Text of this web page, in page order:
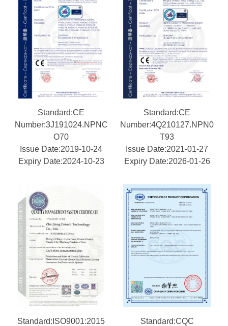
Standard:CE
Number:3J191024.NPNC
O70
Issue Date:2019-10-24
Expiry Date:2024-10-23
Standard:CE
Number:4Q210127.NPN0
T93
Issue Date:2021-01-27
Expiry Date:2026-01-26
Standard:ISO9001:2015
Standard:CQC